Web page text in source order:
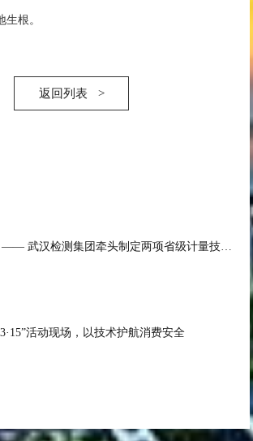
根。
返回列表 >
技术铸基 标准领航 —— 武汉检测集团牵头制定两项省级计量技术规范
活动现场，以技术护航消费安全